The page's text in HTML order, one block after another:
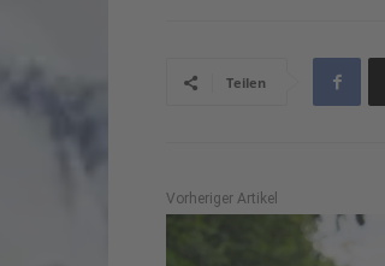
Teilen
Vorheriger Artikel